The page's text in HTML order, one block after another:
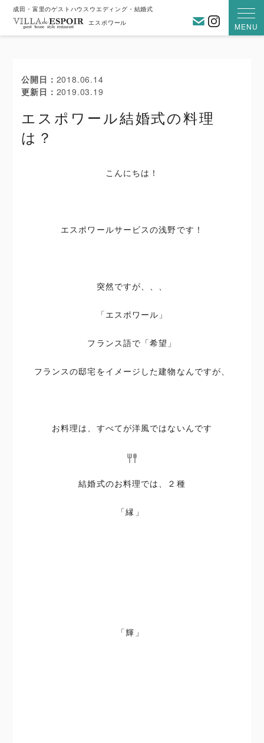
成田・富里のゲストハウスウエディング・結婚式
エスポワール
MENU
お問い合わ
公開日
2018.06.14
更新日
2019.03.19
エスポワール結婚式の料理
は？
こんにちは！
エスポワールサービスの浅野です！
突然ですが、、、
「エスポワール」
フランス語で「希望」
フランスの邸宅をイメージした建物なんですが、
お料理は、すべてが洋風ではないんです
結婚式のお料理では、２種
「縁」
「輝」